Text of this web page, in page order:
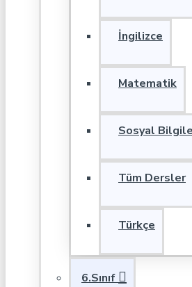
İngilizce
Matematik
Sosyal
Tüm Dersler
Türkçe
6.Sınıf